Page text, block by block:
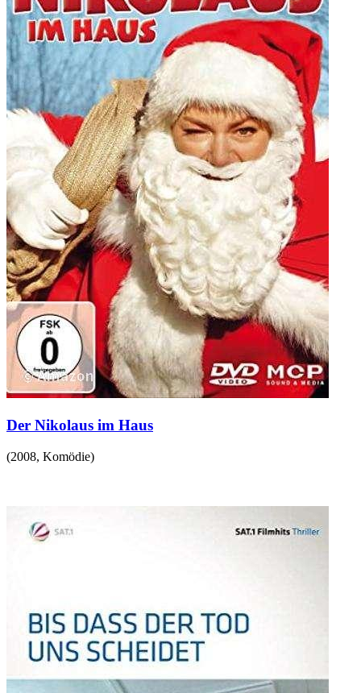
Der Nikolaus im Haus
(2008, Komödie)